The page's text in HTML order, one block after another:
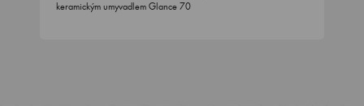
keramickým umyvadlem Glance 70